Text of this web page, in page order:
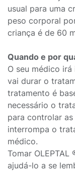
usual para uma
peso corporal
criança é de 60
Quando e por
O seu médico
vai durar o
tratamento é
necessário o
para controlar
interrompa o
médico.
Tomar
ajudá-lo a se